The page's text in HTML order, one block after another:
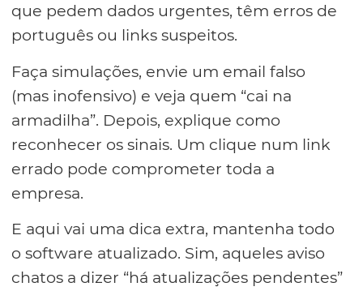
que pedem dados urgentes, têm erros de
português ou links suspeitos.
Faça simulações, envie um email falso
(mas inofensivo) e veja quem “cai na
armadilha”. Depois, explique como
reconhecer os sinais. Um clique num link
errado pode comprometer toda a
empresa.
E aqui vai uma dica extra, mantenha todo
o software atualizado. Sim, aqueles aviso
chatos a dizer “há atualizações pendentes”